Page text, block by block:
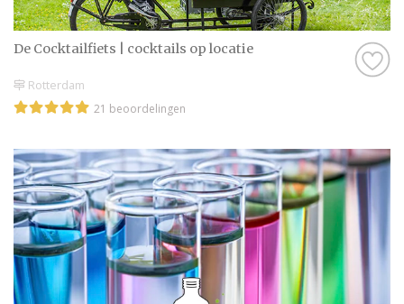
alvast een geweldige tijd toe!
De Cocktailfiets | cocktails op locatie
Rotterdam
21 beoordelingen